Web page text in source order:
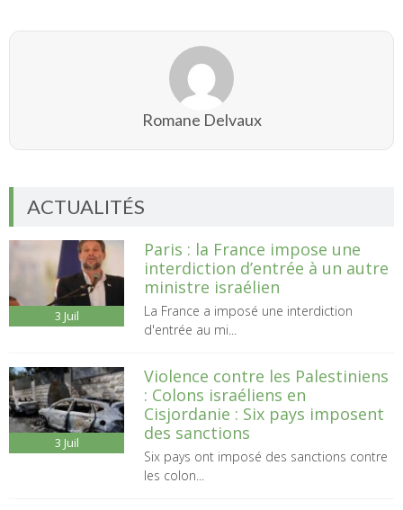
Romane Delvaux
ACTUALITÉS
3 Juil
Paris : la France impose une
interdiction d’entrée à un autre
ministre israélien
La France a imposé une interdiction
d'entrée au mi...
3 Juil
Violence contre les Palestiniens
: Colons israéliens en
Cisjordanie : Six pays imposent
des sanctions
Six pays ont imposé des sanctions contre
les colon...